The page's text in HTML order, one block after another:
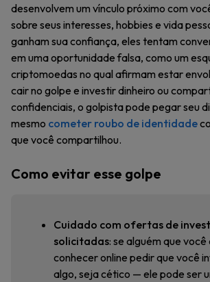
desenvolvem um vínculo próximo com
sobre seus interesses, hobbies e vida
ganham sua confiança, eles tentam
em uma oportunidade falsa, como um
criptomoedas no qual afirmam estar
cair no golpe e investir dinheiro ou
confidenciais, o golpista pode pegar seu
mesmo cometer roubo de identidade
que você compartilhou.
Como evitar esse golpe
Cuidado com ofertas de
solicitadas: se alguém que
conhecer online pedir que você
algo, seja cético — ele pode ser